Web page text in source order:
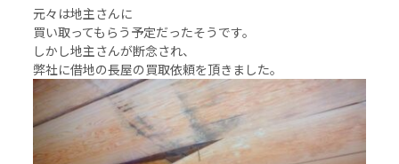
元々は地主さんに
買い取ってもらう予定だったそうです。
しかし地主さんが断念され、
弊社に借地の長屋の買取依頼を頂きました。